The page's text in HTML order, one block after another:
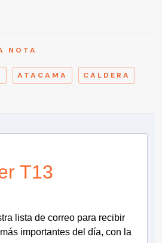
NOTA
ATACAMA CALDERA
T13
lista de correo para recibir
importantes del día, con la